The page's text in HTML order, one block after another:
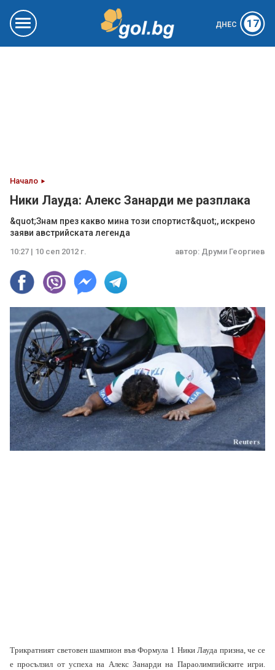
ДНЕС 17
Начало
Ники Лауда: Алекс Занарди ме разплака
&quot;Знам през какво мина този спортист&quot;, искрено
заяви австрийската легенда
10:27 | 10 сеп 2012 г. автор: Друми Георгиев
Трикратният световен шампион във Формула 1 Ники Лауда призна, че се
е просълзил от успеха на Алекс Занарди на Параолимпийските игри.